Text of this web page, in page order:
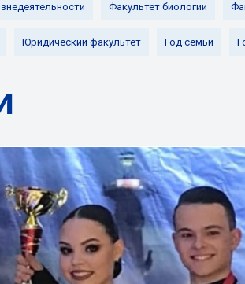
Факультет биологии
Юридический факультет Год семьи